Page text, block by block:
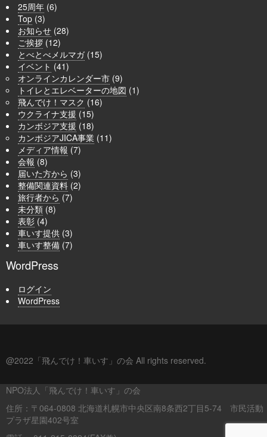
25周年 (6)
Top (3)
お知らせ (28)
ご挨拶 (12)
とべとべメルマガ(15)
イベント (41)
オンラインカレンダー市 (9)
トイレとエレベーターの地図 (1)
飛んでけ！マスク (16)
ウクライナ支援 (15)
カンボジア支援 (18)
カンボジアJICA事業 (11)
メディア情報 (7)
会報 (8)
届いた方から (3)
整備関連資料 (2)
旅行者から (7)
未分類 (8)
表彰 (4)
車いす提供 (3)
車いす整備 (7)
WordPress
ログイン
WordPress
@2022「飛んでけ！車いす」の会 All rights reserved.
NPO法人「飛んでけ！車いす」の会
住所：〒064-0808 北海道札幌市中央区南8条西2丁目5-74 市民活動
プラザ星園402号室